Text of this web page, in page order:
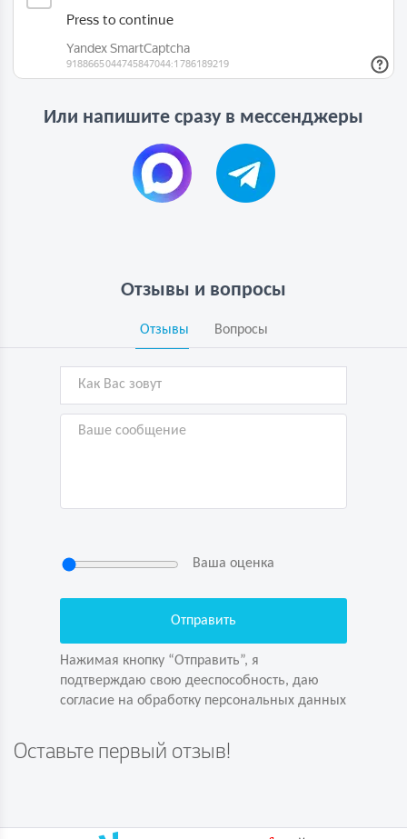
Или напишите сразу в мессенджеры
Отзывы и вопросы
Отзывы Вопросы
Ваша оценка
Нажимая кнопку “Отправить”, я
подтверждаю свою дееспособность, даю
согласие на обработку персональных данных
Оставьте первый отзыв!
Нажимая кнопку “Отправить”, я
согласие на обработку персональных данных
Задайте вопрос первым!